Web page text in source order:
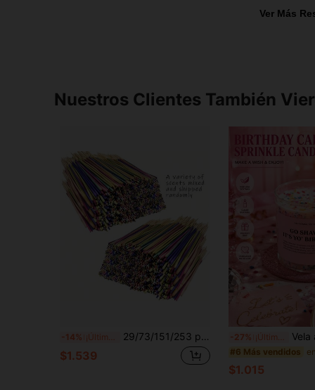
Ver Más
Nuestros Clientes También
-14% 29/73/151/253 piezas Juego de varillas de incienso de alta calidad y mezcla de fragancias, adecuado para el hogar, campamento, jardín, piscina y actividades al aire libre - Yoga Meditación Relajación
$1.539
-27% Vela aromática de un solo frasco, vela decorativa de múltiples
#6 Más vendidos
$1.015